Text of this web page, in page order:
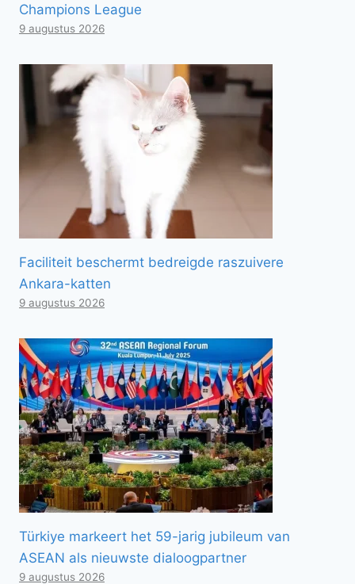
Champions League
9 augustus 2026
Faciliteit beschermt bedreigde raszuivere
Ankara-katten
9 augustus 2026
Türkiye markeert het 59-jarig jubileum van
ASEAN als nieuwste dialoogpartner
9 augustus 2026